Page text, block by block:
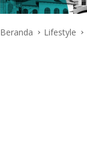
Beranda Lifestyle